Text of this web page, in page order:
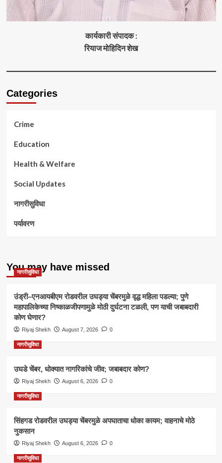
कार्यकारी संपादक :
रियाज मोहिदिन शेख
Categories
Crime
Education
Health & Welfare
Social Updates
नागरीसुविधा
पर्यावरण
You may have missed
नागरीसुविधा
उंड्री–एनआयबीएम रोडवरील उघड्या चेंबरमुळे वृद्ध महिला पडल्या; पुणे
महापालिकेच्या निष्काळजीपणामुळे मोठी दुर्घटना टळली, पण याची जबाबदारी
कोण घेणार?
Riyaj Shekh August 7, 2026 0
नागरीसुविधा
उघडे चेंबर, धोक्यात नागरिकांचे जीव; जबाबदार कोण?
Riyaj Shekh August 6, 2026 0
नागरीसुविधा
सिंहगड रोडवरील उघड्या चेंबरमुळे अपघाताचा धोका कायम; वाहनाचे मोठे
नुकसान
Riyaj Shekh August 6, 2026 0
नागरीसुविधा